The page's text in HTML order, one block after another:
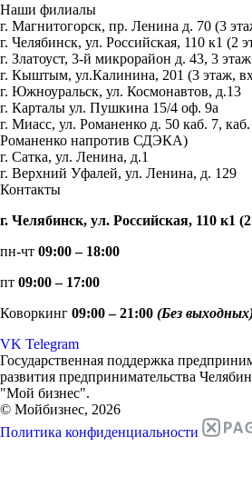
Наши филиалы
г. Магнитогорск, пр. Ленина д. 70 (3
г. Челябинск, ул. Российская, 110 к1 (2
г. Златоуст, 3-й микрорайон д. 43, 3 этаж
г. Кыштым, ул.Калинина, 201 (3 этаж,
г. Южноуральск, ул. Космонавтов, д.13
г. Карталы ул. Пушкина 15/4 оф. 9а
г. Миасс, ул. Романенко д. 50 каб. 7,
Романенко напротив СДЭКА)
г. Сатка, ул. Ленина, д.1
г. Верхний Уфалей, ул. Ленина, д. 129
Контакты
г. Челябинск, ул. Российская, 110 к1
пн-чт 09:00 – 18:00
пт 09:00 – 17:00
Коворкинг 09:00 – 21:00 (Без
VK Telegram
Государственная поддержка
развития предпринимательства
"Мой бизнес".
© Мойбизнес, 2026
Политика конфиденциальности